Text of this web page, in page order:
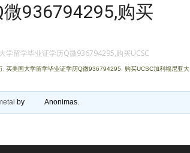
Apkasai.lt
936794295,购买
学留学毕业证学历Q微936794295,购买UCSC
买美国大学留学毕业证学历Q微936794295
购买UCSC加利福尼亚大
by Anonimas.